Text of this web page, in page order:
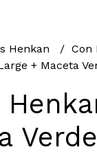
Henkan Con
+ Maceta